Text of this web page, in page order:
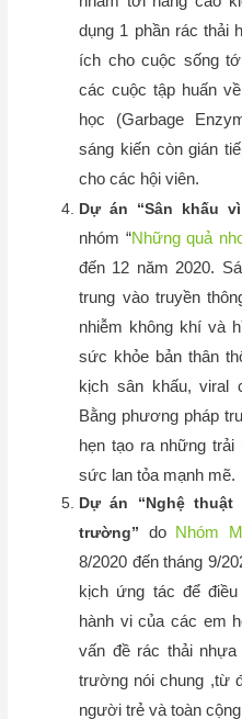
dụng 1 phần rác thải
ích cho cuộc sống
các cuộc tập huấn
học (Garbage
sáng kiến còn gián
cho các hội viên.
Dự án “Sân khấu
nhóm “Những quả
đến 12 năm 2020.
trung vào truyền
nhiễm không khí và
sức khỏe bản thân
kịch sân khấu, viral
Bằng phương pháp
hẹn tạo ra những
sức lan tỏa mạnh mẽ.
Dự án “Nghệ
trường” do Nhóm
8/2020 đến tháng 9/
kịch ứng tác để
hành vi của các em
vấn đề rác thải
trường nói chung ,từ
người trẻ và toàn